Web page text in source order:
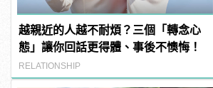
越親近的人越不耐煩？三個「轉念心
態」讓你回話更得體、事後不懊悔！
RELATIONSHIP